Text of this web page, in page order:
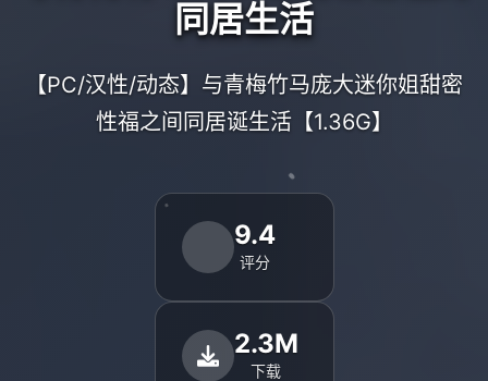
同居生活
【PC/汉性/动态】与青梅竹马庞大迷你姐甜密
性福之间同居诞生活【1.36G】
9.4
评分
2.3M
下载